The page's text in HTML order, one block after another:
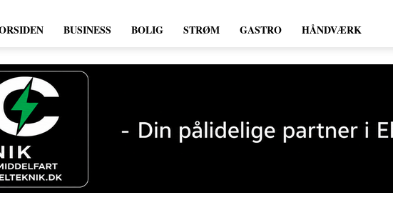
BUSINESS BOLIG STRØM GASTRO HÅNDVÆRK